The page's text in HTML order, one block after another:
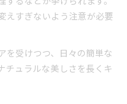
えすぎないよう注意が必要
を受けつつ、日々の簡単な
チュラルな美しさを長くキ